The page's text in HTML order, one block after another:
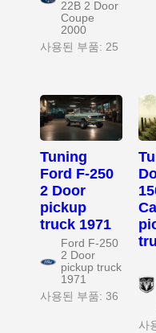
22B 2 Door
Coupe
2000
사용된 부품: 25
Tuning
Ford F-250
2 Door
pickup
truck 1971
Ford F-250
2 Door
pickup truck
1971
사용된 부품: 36
사